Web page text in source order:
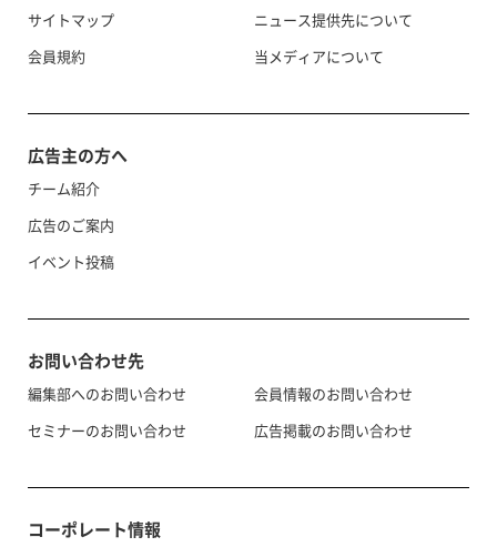
サイトマップ
会員規約
ニュース提供先について
当メディアについて
広告主の方へ
チーム紹介
広告のご案内
イベント投稿
お問い合わせ先
編集部へのお問い合わせ
セミナーのお問い合わせ
会員情報のお問い合わせ
広告掲載のお問い合わせ
コーポレート情報